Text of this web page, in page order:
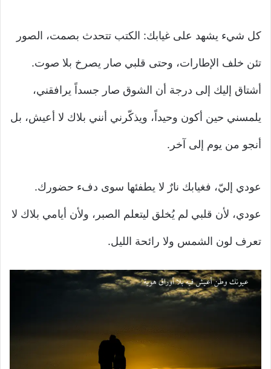
كل شيء يشهد على غيابك: الكتب تتحدث بصمت، الصور
تئن خلف الإطارات، وحتى قلبي صار يصرخ بلا صوت.
أشتاق إليك إلى درجة أن الشوق صار جسداً يرافقني،
يلمسني حين أكون وحيداً، ويذكّرني أنني بلاك لا أعيش، بل
أنجو من يوم إلى آخر.
عودي إليّ، فغيابك نارٌ لا يطفئها سوى دفء حضورك.
عودي، لأن قلبي لم يُخلق ليتعلم الصبر، ولأن أيامي بلاك لا
تعرف لون الشمس ولا رائحة الليل.